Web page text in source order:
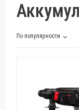
По популярности